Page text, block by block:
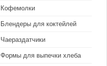
Кофемолки
Блендеры для коктейлей
Чаераздатчики
Формы для выпечки хлеба